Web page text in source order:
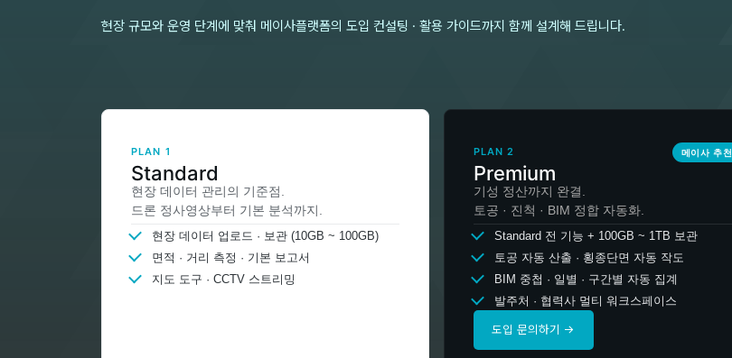
현장 규모와 운영 단계에 맞춰 메이사플랫폼의 도입 컨설팅 · 활용 가이드까지 함께 설계해 드립니다.
PLAN 1
Standard
현장 데이터 관리의 기준점.
드론 정사영상부터 기본 분석까지.
현장 데이터 업로드 · 보관 (10GB ~ 100GB)
면적 · 거리 측정 · 기본 보고서
지도 도구 · CCTV 스트리밍
PLAN 2
Premium
메이사 추천
기성 정산까지 완결.
토공 · 진척 · BIM 정합 자동화.
Standard 전 기능 + 100GB ~ 1TB 보관
토공 자동 산출 · 횡종단면 자동 작도
BIM 중첩 · 일별 · 구간별 자동 집계
발주처 · 협력사 멀티 워크스페이스
도입 문의하기 →